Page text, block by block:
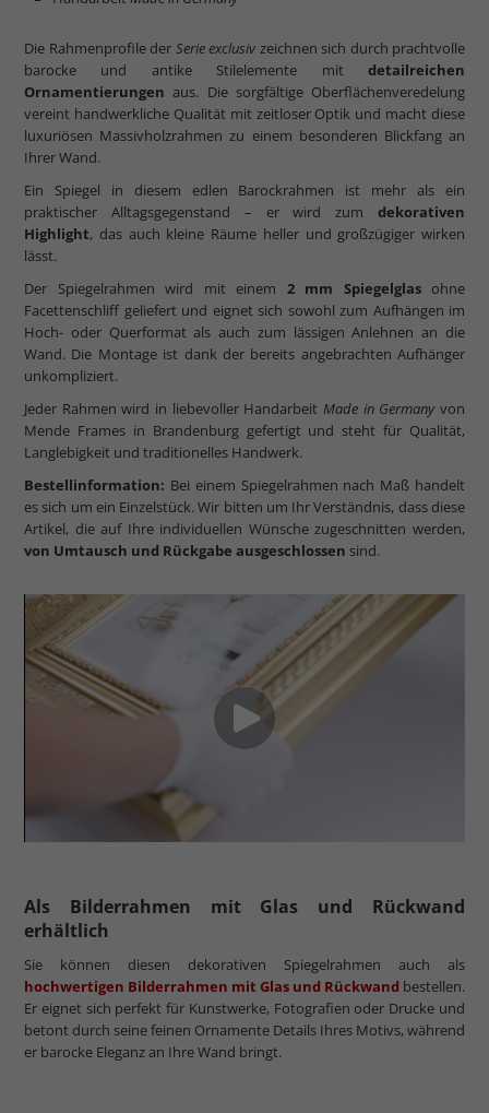
Die Rahmenprofile der Serie exclusivzeichnen sich durch prachtvolle
barocke und antike Stilelemente mit detailreichen
Ornamentierungen aus. Die sorgfältige Oberflächenveredelung
vereint handwerkliche Qualität mit zeitloser Optik und macht diese
luxuriösen Massivholzrahmen zu einem besonderen Blickfang an
Ihrer Wand.
Ein Spiegel in diesem edlen Barockrahmen ist mehr als ein
praktischer Alltagsgegenstand – er wird zum dekorativen
Highlight, das auch kleine Räume heller und großzügiger wirken
lässt.
Der Spiegelrahmen wird mit einem 2 mm Spiegelglasohne
Facettenschliff geliefert und eignet sich sowohl zum Aufhängen im
Hoch- oder Querformat als auch zum lässigen Anlehnen an die
Wand. Die Montage ist dank der bereits angebrachten Aufhänger
unkompliziert.
Jeder Rahmen wird in liebevoller Handarbeit Made in Germanyvon
Mende Frames in Brandenburg gefertigt und steht für Qualität,
Langlebigkeit und traditionelles Handwerk.
Bestellinformation: Bei einem Spiegelrahmen nach Maß handelt
es sich um ein Einzelstück. Wir bitten um Ihr Verständnis, dass diese
Artikel, die auf Ihre individuellen Wünsche zugeschnitten werden,
von Umtausch und Rückgabe ausgeschlossen sind.
Als Bilderrahmen mit Glas und Rückwand
erhältlich
Sie können diesen dekorativen Spiegelrahmen auch als
hochwertigen Bilderrahmen mit Glas und Rückwand bestellen.
Er eignet sich perfekt für Kunstwerke, Fotografien oder Drucke und
betont durch seine feinen Ornamente Details Ihres Motivs, während
er barocke Eleganz an Ihre Wand bringt.